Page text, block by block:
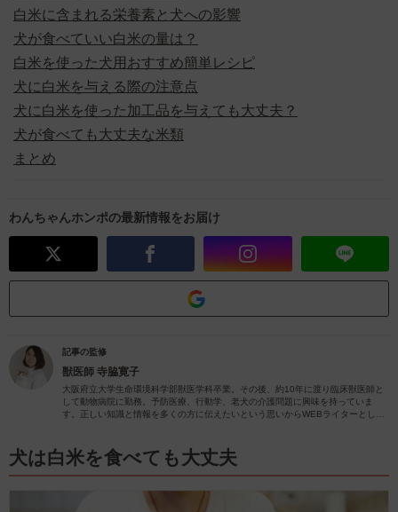
白米に含まれる栄養素と犬への影響
犬が食べていい白米の量は？
白米を使った犬用おすすめ簡単レシピ
犬に白米を与える際の注意点
犬に白米を使った加工品を与えても大丈夫？
犬が食べても大丈夫な米類
まとめ
わんちゃんホンポの最新情報をお届け
記事の監修
獣医師 寺脇寛子
大阪府立大学生命環境科学部獣医学科卒業。その後、約10年に渡り臨床獣医師と
して動物病院に勤務。予防医療、行動学、老犬の介護問題に興味を持っていま
す。正しい知識と情報を多くの方に伝えたいという思いからWEBライターとして
犬は白米を食べても大丈夫